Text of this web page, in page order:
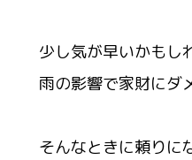
少し気が早いかもし
雨の影響で家財にダ
そんなときに頼りに